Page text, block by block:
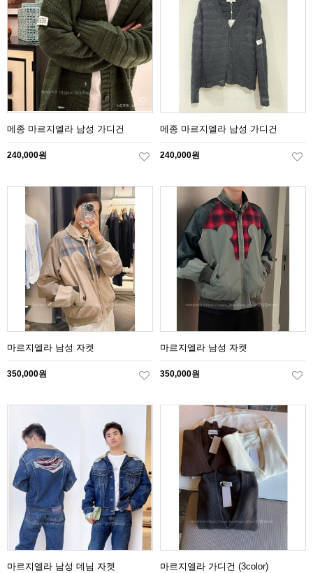
메종 마르지엘라 남성 가디건
240,000원
메종 마르지엘라 남성 가디건
240,000원
마르지엘라 남성 자켓
350,000원
마르지엘라 남성 자켓
350,000원
마르지엘라 남성 데님 자켓 마르지엘라 가디건 (3color)